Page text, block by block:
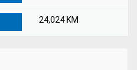
24,024 KM